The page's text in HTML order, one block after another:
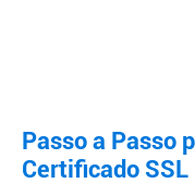
Passo a Passo
Certificado SSL